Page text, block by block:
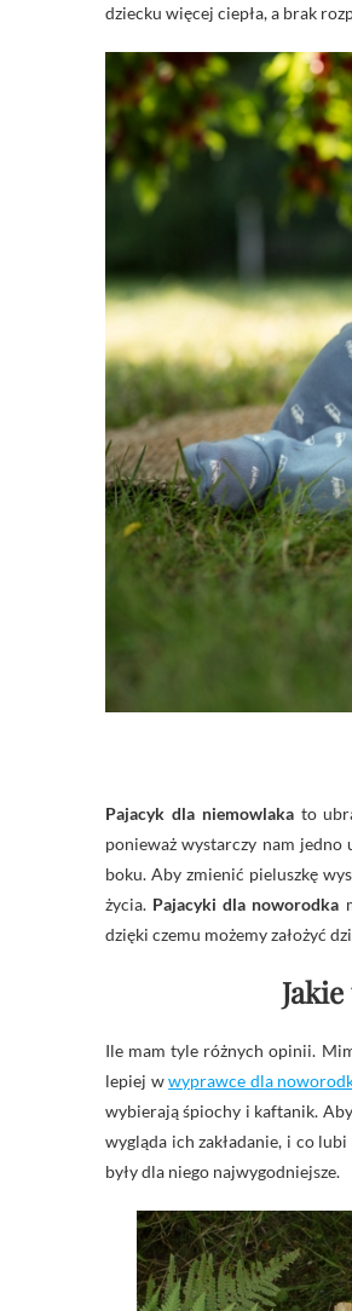
dziecku więcej ciepła, a brak
Pajacyk dla niemowlakato
ponieważ wystarczy nam jedno
boku. Aby zmienić pieluszkę
życia. Pajacyki dla noworodka
dzięki czemu możemy założyć
Ile mam tyle różnych opinii.
lepiej wwyprawce dla
wybierają śpiochy i kaftanik.
wygląda ich zakładanie, i co
były dla niego najwygodniejsze.